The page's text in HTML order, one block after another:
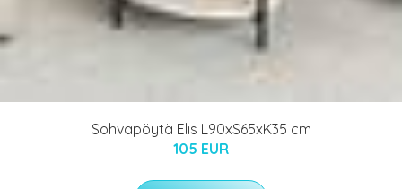
Sohvapöytä Elis L90xS65xK35 cm
105 EUR